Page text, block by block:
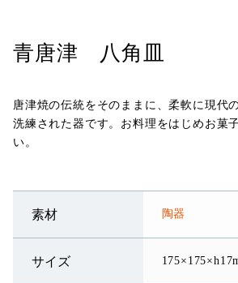
青唐津 八角皿
唐津焼の伝統をそのままに、柔軟に現代
洗練された器です。お料理をはじめお菓
い。
素材 陶器
サイズ